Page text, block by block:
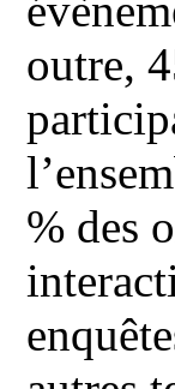
outre,
% des